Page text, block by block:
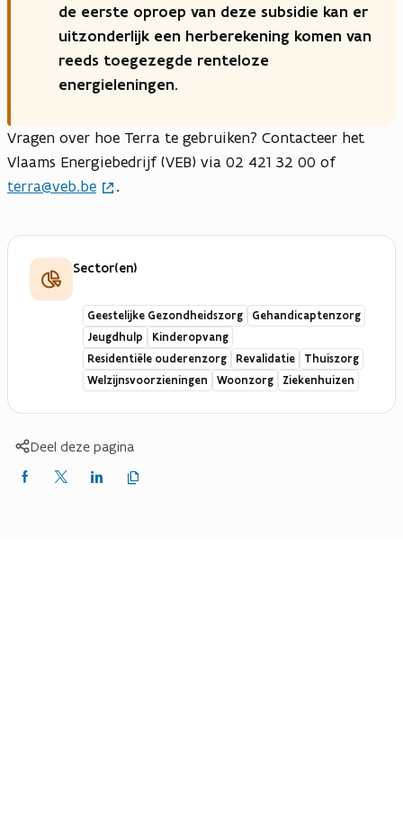
de eerste oproep van deze subsidie kan er
uitzonderlijk een herberekening komen van
reeds toegezegde renteloze
energieleningen.
Vragen over hoe Terra te gebruiken? Contacteer het
Vlaams Energiebedrijf (VEB) via 02 421 32 00 of
terra@veb.be
.
Sector(en)
Geestelijke Gezondheidszorg
Gehandicaptenzorg
Jeugdhulp
Kinderopvang
Residentiële ouderenzorg
Revalidatie
Thuiszorg
Welzijnsvoorzieningen
Woonzorg Ziekenhuizen
Deel deze pagina
Delen
Delen
Delen
link